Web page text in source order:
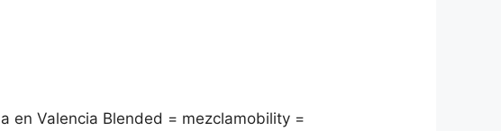
en Valencia Blended = mezclamobility =